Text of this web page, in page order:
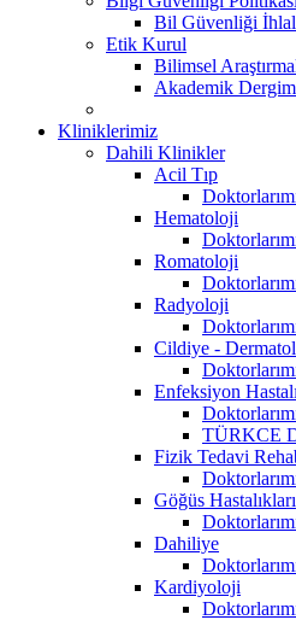
Bil Güvenliği
Etik Kurul
Bilimsel
Akademik
Kliniklerimiz
Dahili Klinikler
Acil Tıp
Hematoloji
Romatoloji
Radyoloji
Cildiye -
Enfeksiyon
TÜRKCE
Fizik Tedavi
Göğüs Hastalıkları
Dahiliye
Kardiyoloji